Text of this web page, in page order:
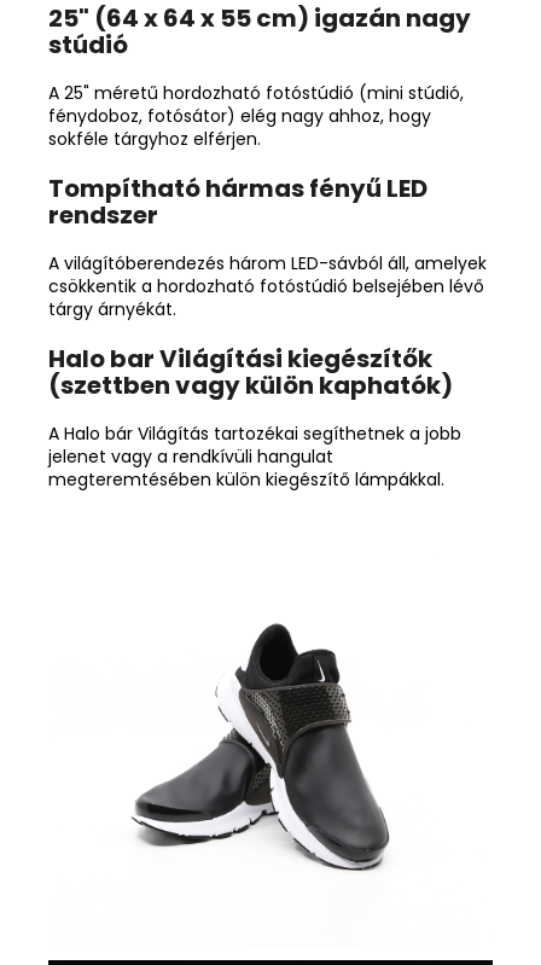
25" (64 x 64 x 55 cm) igazán nagy
stúdió
A 25" méretű hordozható fotóstúdió (mini stúdió,
fénydoboz, fotósátor) elég nagy ahhoz, hogy
sokféle tárgyhoz elférjen.
Tompítható hármas fényű LED
rendszer
A világítóberendezés három LED-sávból áll, amelyek
csökkentik a hordozható fotóstúdió belsejében lévő
tárgy árnyékát.
Halo bar Világítási kiegészítők
(szettben vagy külön kaphatók)
A Halo bár Világítás tartozékai segíthetnek a jobb
jelenet vagy a rendkívüli hangulat
megteremtésében külön kiegészítő lámpákkal.